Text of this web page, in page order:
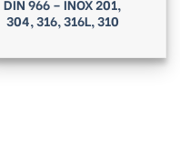
DIN 966 – INOX 201,
304, 316, 316L, 310